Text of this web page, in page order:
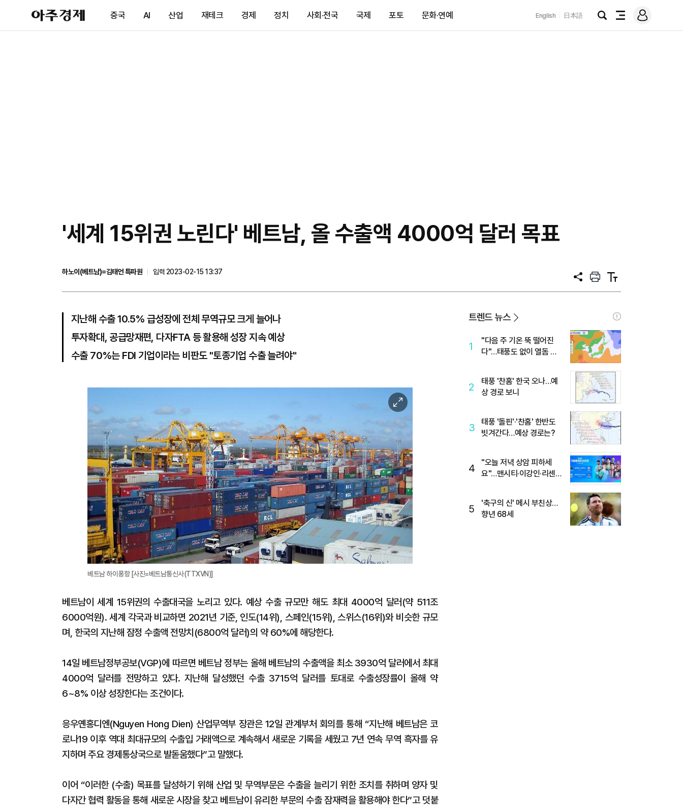
아
주
제
중국 AI 산업 재테크 경제 정치 사회·전국 국제 포토 문화·연예 English 日本語
검
전
메
그
​'세계 15위권 노린다' 베트남, 올 수출액 4000억 달러 목표
하노이(베트남)=김태언 특파원
입력 2023-02-15 13:37
공
프
트
텍
트
지난해 수출 10.5% 급성장에 전체 무역규모 크게 늘어나
투자확대, 공급망재편, 다자FTA 등 활용해 성장 지속 예상
수출 70%는 FDI 기업이라는 비판도 "토종기업 수출 늘려야"
이
미
지
확
대
베트남 하이퐁항 [사진=베트남통신사(TTXVN)]
베트남이 세계 15위권의 수출대국을 노리고 있다. 예상 수출 규모만 해도 최대 4000억 달러(약 511조
6000억원). 세계 각국과 비교하면 2021년 기준, 인도(14위), 스페인(15위), 스위스(16위)와 비슷한 규모
며, 한국의 지난해 잠정 수출액 전망치(6800억 달러)의 약 60%에 해당한다.
14일 베트남정부공보(VGP)에 따르면 베트남 정부는 올해 베트남의 수출액을 최소 3930억 달러에서 최대
4000억 달러를 전망하고 있다. 지난해 달성했던 수출 3715억 달러를 토대로 수출성장률이 올해 약
6~8% 이상 성장한다는 조건이다.
응우옌홍디엔(Nguyen Hong Dien) 산업무역부 장관은 12일 관계부처 회의를 통해 “지난해 베트남은 코
로나19 이후 역대 최대규모의 수출입 거래액으로 계속해서 새로운 기록을 세웠고 7년 연속 무역 흑자를 유
지하며 주요 경제통상국으로 발돋움했다”고 말했다.
이어 “이러한 (수출) 목표를 달성하기 위해 산업 및 무역부문은 수출을 늘리기 위한 조치를 취하며 양자 및
다자간 협력 활동을 통해 새로운 시장을 찾고 베트남이 유리한 부문의 수출 잠재력을 활용해야 한다”고 덧붙
트렌드 뉴스
1
"다음 주 기온 뚝 떨어진
다"…태풍도 없이 열돔 박
2
태풍 '찬홈' 한국 오나…예
상 경로 보니
3
태풍 '돌핀'·'찬홈' 한반도
빗겨간다…예상 경로는?
4
"오늘 저녁 상암 피하세
요"…맨시티·이강인·리센느
5
'축구의 신' 메시 부친상…
향년 68세